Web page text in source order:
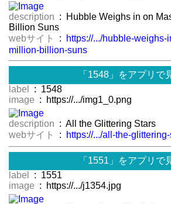
description : Hubble Weighs in on
Billion Suns
webサイト
:
https://.../hubble-weighs-
million-billion-suns
「1548」をアプリで
label
: 1548
image : https://.../img1_0.png
description : All the Glittering Stars
webサイト
: https://.../all-the-
「1551」をアプリで
label
: 1551
image : https://.../j1354.jpg